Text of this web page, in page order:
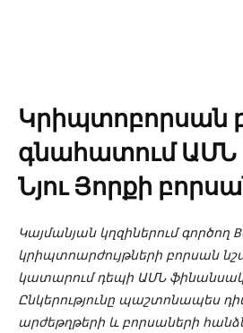
Կրիպտոբորսան
գնահատում ԱՄՆ
Նյու Յորքի
Կայմանյան կղզիներում գործող
կրիպտոարժույթների բորսան
կատարում դեպի ԱՄՆ
Ընկերությունը պաշտոնապես
արժեթղթերի և բորսաների